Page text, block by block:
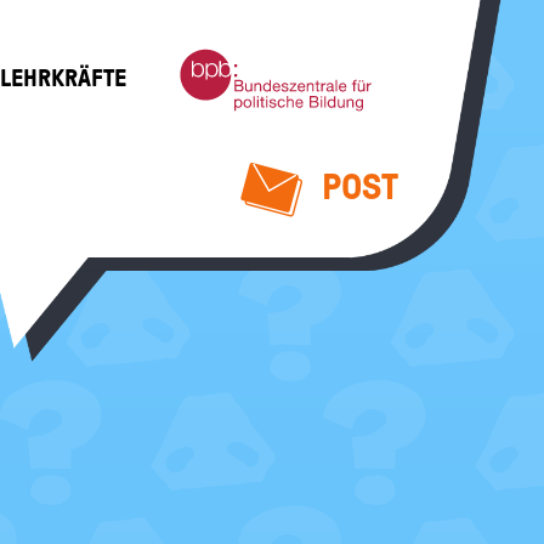
Bundeszentrale
für
politische
POST